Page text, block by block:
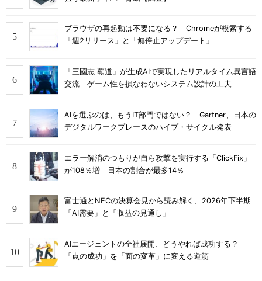
ブラウザの再起動は不要になる？ Chromeが模索する
「週2リリース」と「無停止アップデート」
「三國志 覇道」が生成AIで実現したリアルタイム異言語
交流 ゲーム性を損なわないシステム設計の工夫
AIを選ぶのは、もうIT部門ではない？ Gartner、日本の
デジタルワークプレースのハイプ・サイクル発表
エラー解消のつもりが自ら攻撃を実行する「ClickFix」
が108％増 日本の割合が最多14％
富士通とNECの決算会見から読み解く、2026年下半期
「AI需要」と「収益の見通し」
AIエージェントの全社展開、どうやれば成功する？
「点の成功」を「面の変革」に変える道筋